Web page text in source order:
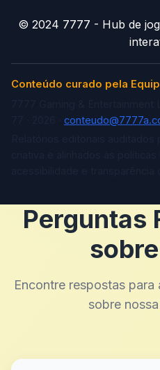
© 2024 7777 - Hub de
Conteúdo curado pela
Perguntas
Encontre respostas
sobre